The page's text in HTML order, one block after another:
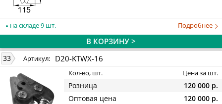
на складе 9 шт. Подробнее
В КОРЗИНУ >
33 Артикул: D20-KTWX-16
Кол-во, шт. Цена за шт.
Розница
120 000 р.
Оптовая цена
120 000 р.